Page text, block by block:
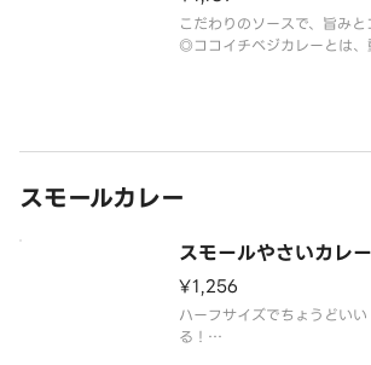
こだわりのソースで、旨みと
◎ココイチベジカレーとは
スモールカレー
スモールやさいカレー
¥1,256
ハーフサイズでちょうどい
る！